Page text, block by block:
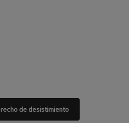
de desistimiento